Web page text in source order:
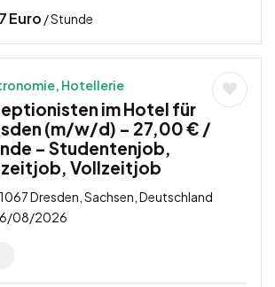
Euro / Stunde
Hotellerie
im Hotel für
(m/w/d) – 27,00 € /
– Studentenjob,
Vollzeitjob
Dresden, Sachsen, Deutschland
08/2026